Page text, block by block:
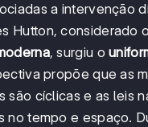
a intervenção
Hutton, considerado o
, surgiu o
propõe que as
são cíclicas e as leis
no tempo e espaço.